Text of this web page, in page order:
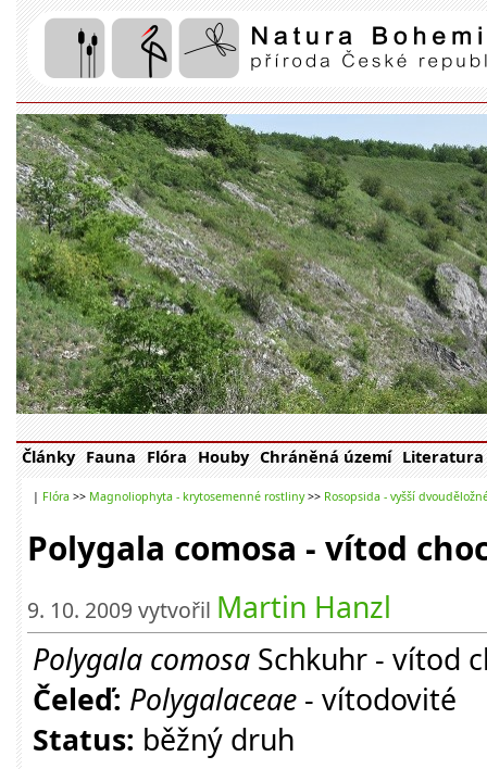
Články Fauna Flóra Houby Chráněná území Literatura
| Flóra >> Magnoliophyta - krytosemenné rostliny>> Rosopsida - vyšší
Polygala comosa - vítod
9. 10. 2009 vytvořil Martin Hanzl
Polygala comosa Schkuhr - vítod
Čeleď: Polygalaceae - vítodovité
Status: běžný druh